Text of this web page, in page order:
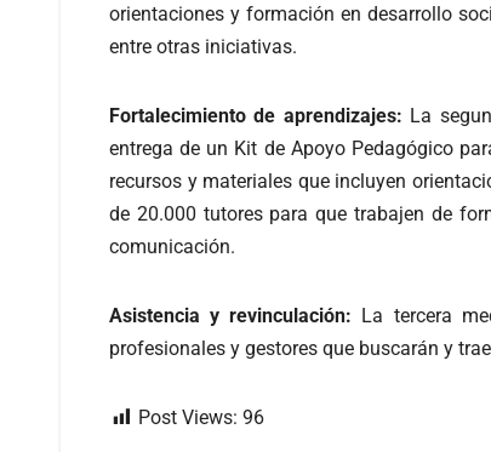
orientaciones y formación en desarrollo
entre otras iniciativas.
Fortalecimiento de aprendizajes: La
entrega de un Kit de Apoyo Pedagógico
recursos y materiales que incluyen
de 20.000 tutores para que trabajen de
comunicación.
Asistencia y revinculación: La tercera
profesionales y gestores que buscarán y
Post Views: 96